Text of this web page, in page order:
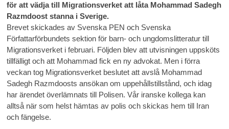
för att vädja till Migrationsverket att låta Mohammad Sadegh
Razmdoost stanna i Sverige.
Brevet skickades av Svenska PEN och Svenska
Författarförbundets sektion för barn- och ungdomslitteratur till
Migrationsverket i februari. Följden blev att utvisningen uppsköts
tillfälligt och att Mohammad fick en ny advokat. Men i förra
veckan tog Migrationsverket beslutet att avslå Mohammad
Sadegh Razmdoosts ansökan om uppehållstillstånd, och idag
har ärendet överlämnats till Polisen. Vår iranske kollega kan
alltså när som helst hämtas av polis och skickas hem till Iran
och fängelse.